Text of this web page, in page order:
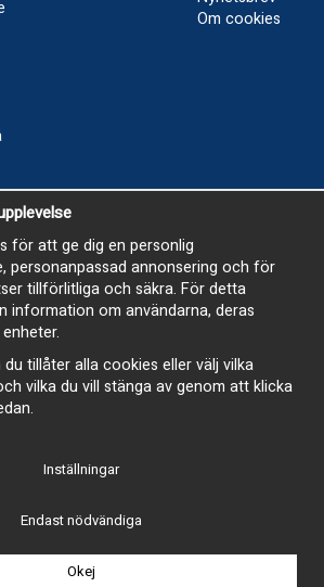
Om cookies
15
- 15
stängt
öppen och paket skickas hela
Wikinggruppen
för att ge dig en personlig
personanpassad annonsering och för
tillförlitliga och säkra. För detta
information om användarna, deras
tillåter alla cookies eller välj vilka
vilka du vill stänga av genom att klicka
Inställningar
Endast nödvändiga
Okej